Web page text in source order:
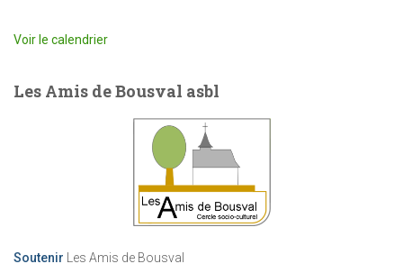
Voir le calendrier
Les Amis de Bousval asbl
Soutenir Les Amis de Bousval